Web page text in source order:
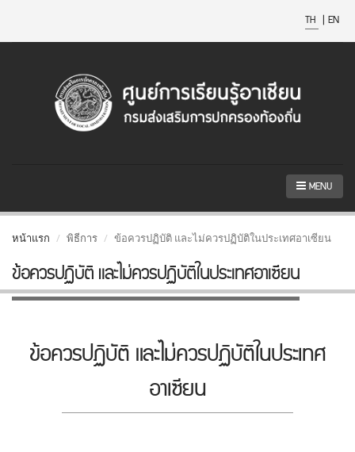
TH | EN
MENU
หน้าแรก พิธีการ ข้อควรปฏิบัติ และไม่ควรปฏิบัติในประเทศอาเซียน
ข้อควรปฏิบัติ และไม่ควรปฏิบัติในประเทศอาเซียน
ข้อควรปฏิบัติ และไม่ควรปฏิบัติในประเทศ
อาเซียน